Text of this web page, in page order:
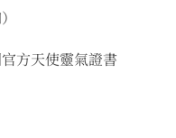
方天使靈氣證書